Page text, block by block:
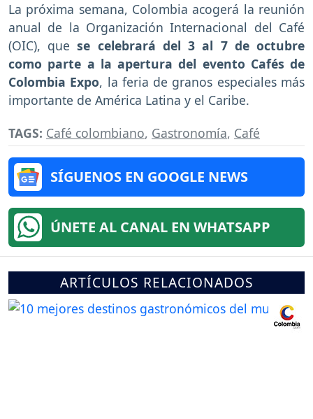
La próxima semana, Colombia acogerá la reunión
anual de la Organización Internacional del Café
(OIC), quese celebrará del 3 al 7 de octubre
como parte a la apertura del evento Cafés de
Colombia Expo, la feria de granos especiales más
importante de América Latina y el Caribe.
TAGS: Café colombiano, Gastronomía, Café
SÍGUENOS EN GOOGLE NEWS
ÚNETE AL CANAL EN WHATSAPP
ARTÍCULOS RELACIONADOS